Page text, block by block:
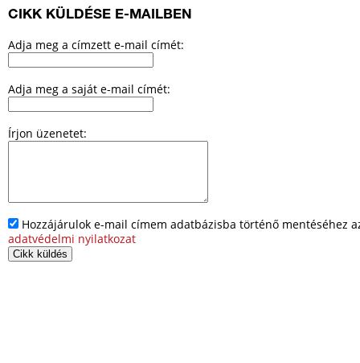
CIKK KÜLDÉSE E-MAILBEN
Adja meg a címzett e-mail címét:
Adja meg a saját e-mail címét:
Írjon üzenetet:
Hozzájárulok e-mail címem adatbázisba történő mentéséhez
adatvédelmi nyilatkozat